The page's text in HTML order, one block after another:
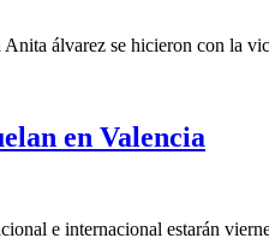
álvarez se hicieron con la
en Valencia
e internacional estarán